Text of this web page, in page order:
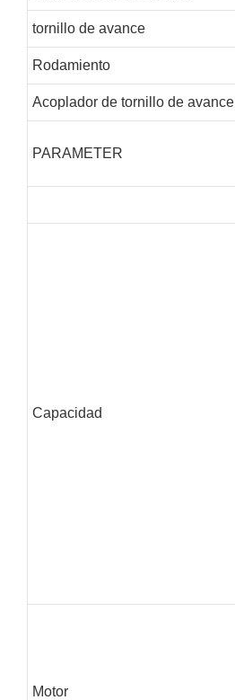
tornillo de avance
Rodamiento
Acoplador de tornillo de avance
PARAMETER
Capacidad
Motor